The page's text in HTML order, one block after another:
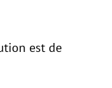
est de